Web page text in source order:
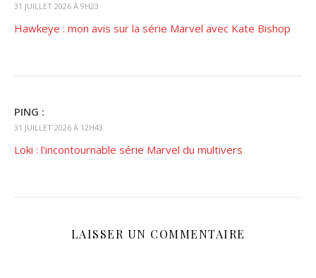
31 JUILLET 2026 À 9H23
Hawkeye : mon avis sur la série Marvel avec Kate Bishop
PING :
31 JUILLET 2026 À 12H43
Loki : l'incontournable série Marvel du multivers
LAISSER UN COMMENTAIRE